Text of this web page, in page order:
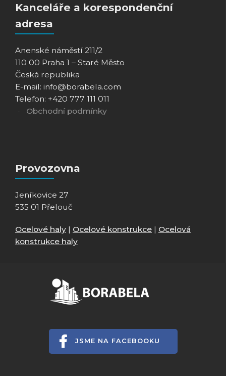
Kanceláře a korespondenční
adresa
Anenské náměstí 211/2
110 00 Praha 1 – Staré Město
Česká republika
E-mail: info@borabela.com
Telefon: +420 777 111 011
Obchodní podmínky
Provozovna
Jeníkovice 27
535 01 Přelouč
Ocelové haly | Ocelové konstrukce | Ocelová
konstrukce haly
JSME NA FACEBOOKU